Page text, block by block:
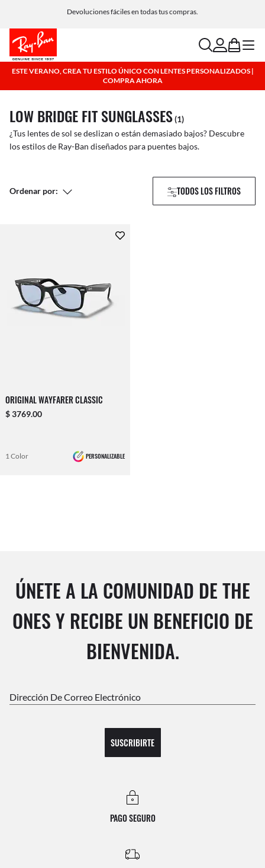
Devoluciones fáciles en todas tus compras.
searchaccount
bag menu
ESTE VERANO, CREA TU ESTILO ÚNICO CON LENTES PERSONALIZADOS |
COMPRA AHORA
LOW BRIDGE FIT SUNGLASSES(1)
¿Tus lentes de sol se deslizan o están demasiado bajos? Descubre
los estilos de Ray-Ban diseñados para puentes bajos.
TODOS LOS FILTROS
Ordenar por:
ORIGINAL WAYFARER CLASSIC
$ 3769.00
1 Color PERSONALIZABLE
ÚNETE A LA COMUNIDAD DE THE
ONES Y RECIBE UN BENEFICIO DE
BIENVENIDA.
Dirección De Correo Electrónico
SUSCRIBIRTE
PAGO SEGURO